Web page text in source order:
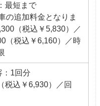
最短まで
の追加料金となりま
（税込￥5,830）／
（税込￥6,160）／時
：1回分
税込￥6,930）／回